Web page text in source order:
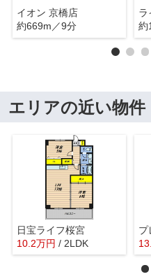
イオン 京橋店
約669m／9分
ラ
約
エリアの近い物件
日宝ライフ桜宮
10.2万円 / 2LDK
プ